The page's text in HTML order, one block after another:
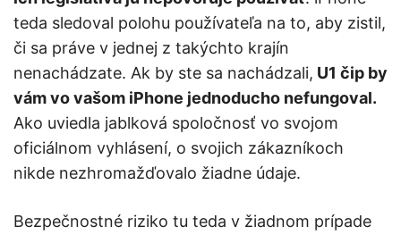
teda sledoval polohu používateľa na to, aby zistil,
či sa práve v jednej z takýchto krajín
nenachádzate. Ak by ste sa nachádzali, U1 čip by
vám vo vašom iPhone jednoducho nefungoval.
Ako uviedla jablková spoločnosť vo svojom
oficiálnom vyhlásení, o svojich zákazníkoch
nikde nezhromažďovalo žiadne údaje.
Bezpečnostné riziko tu teda v žiadnom prípade